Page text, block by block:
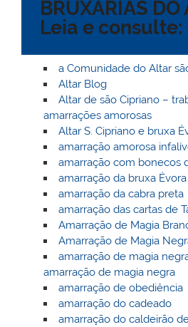
l
k
BRUXARIAS DO
Leia e consulte:
a Comunidade do Altar
Altar Blog
Altar de são Cipriano –
amarrações amorosas
Altar S. Cipriano e bruxa
amarração amorosa
amarração com bonecos
amarração da bruxa
amarração da cabra preta
amarração das cartas de
Amarração de Magia
Amarração de Magia
amarração de magia
amarração de magia negra
amarração de obediência
amarração do cadeado
amarração do caldeirão